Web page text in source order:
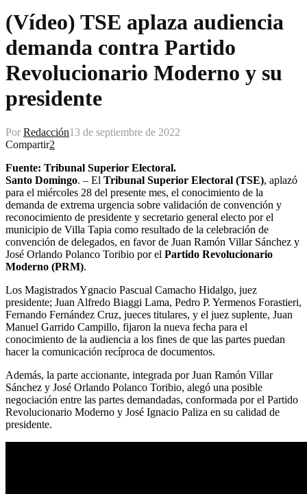
(Vídeo) TSE aplaza audiencia
demanda contra Partido
Revolucionario Moderno y su
presidente
Por Redacción13 de septiembre de 2022
Compartir2
Fuente: Tribunal Superior Electoral.
Santo Domingo. – El Tribunal Superior Electoral (TSE), aplazó
para el miércoles 28 del presente mes, el conocimiento de la
demanda de extrema urgencia sobre validación de convención y
reconocimiento de presidente y secretario general electo por el
municipio de Villa Tapia como resultado de la celebración de
convención de delegados, en favor de Juan Ramón Villar Sánchez y
José Orlando Polanco Toribio por el Partido Revolucionario
Moderno (PRM).
Los Magistrados Ygnacio Pascual Camacho Hidalgo, juez
presidente; Juan Alfredo Biaggi Lama, Pedro P. Yermenos Forastieri,
Fernando Fernández Cruz, jueces titulares, y el juez suplente, Juan
Manuel Garrido Campillo, fijaron la nueva fecha para el
conocimiento de la audiencia a los fines de que las partes puedan
hacer la comunicación recíproca de documentos.
Además, la parte accionante, integrada por Juan Ramón Villar
Sánchez y José Orlando Polanco Toribio, alegó una posible
negociación entre las partes demandadas, conformada por el Partido
Revolucionario Moderno y José Ignacio Paliza en su calidad de
presidente.